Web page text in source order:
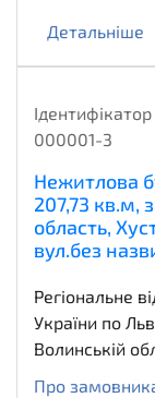
Детальніше
000001-3
Нежитлова
207,73 кв.м,
область,
вул.без
Регіональне
України по
Волинській
Про